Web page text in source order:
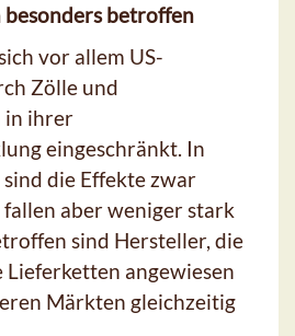
betroffen
vor allem US-
Zölle und
in ihrer
eingeschränkt. In
die Effekte zwar
aber weniger stark
sind Hersteller, die
angewiesen
Märkten gleichzeitig